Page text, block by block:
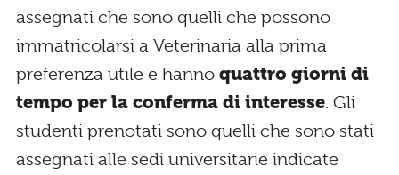
assegnati che sono quelli che possono
immatricolarsi a Veterinaria alla prima
preferenza utile e hanno quattro giorni di
tempo per la conferma di interesse. Gli
studenti prenotati sono quelli che sono stati
assegnati alle sedi universitarie indicate